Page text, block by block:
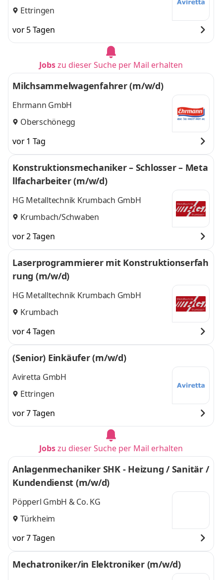
Ettringen
vor 5 Tagen
Jobszu dieser Suche per Mail erhalten
Milchsammelwagenfahrer (m/w/d)
Ehrmann GmbH
Oberschönegg
vor 1 Tag
Konstruktionsmechaniker – Schlosser – Meta
llfacharbeiter (m/w/d)
HG Metalltechnik Krumbach GmbH
Krumbach/Schwaben
vor 2 Tagen
Laserprogrammierer mit Konstruktionserfah
rung (m/w/d)
HG Metalltechnik Krumbach GmbH
Krumbach
vor 4 Tagen
(Senior) Einkäufer (m/w/d)
Aviretta GmbH
Ettringen
vor 7 Tagen
Jobszu dieser Suche per Mail erhalten
Anlagenmechaniker SHK - Heizung / Sanitär /
Kundendienst (m/w/d)
Pöpperl GmbH & Co. KG
Türkheim
vor 7 Tagen
Mechatroniker/in Elektroniker (m/w/d)